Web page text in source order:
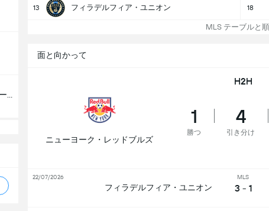
13 フィラデルフィア・ユニオン 18
MLS テーブルと
面と向かって
H2H
ニューヨーク・レッドブルズ
1
勝つ
4
引き分け
フィラデルフィア・ユニオン
MLS
3 - 1
22/07/2026